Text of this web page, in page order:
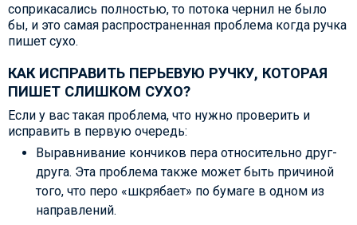
соприкасались полностью, то потока чернил не было
бы, и это самая распространенная проблема когда ручка
пишет сухо.
КАК ИСПРАВИТЬ ПЕРЬЕВУЮ РУЧКУ, КОТОРАЯ
ПИШЕТ СЛИШКОМ СУХО?
Если у вас такая проблема, что нужно проверить и
исправить в первую очередь:
Выравнивание кончиков пера относительно друг-
друга. Эта проблема также может быть причиной
того, что перо «шкрябает» по бумаге в одном из
направлений.